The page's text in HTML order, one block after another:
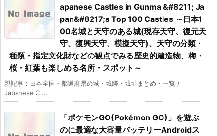
apanese Castles in Gunma &#8211; Ja
pan&#8217;s Top 100 Castles ～日本1
00名城と天守のある城(現存天守、復元天
守、復興天守、模擬天守)、天守の分類・
種類・指定文化財などの観点でみる歴史的建造物、梅・
桜・紅葉も楽しめる名所・スポット～
親記事：日本全国・都道府県の城・城跡・城址まとめ・一覧 /
Japanese C ...
「ポケモンGO(Pokémon GO)」を遊ぶ
のに最適な大容量バッテリーAndroidス